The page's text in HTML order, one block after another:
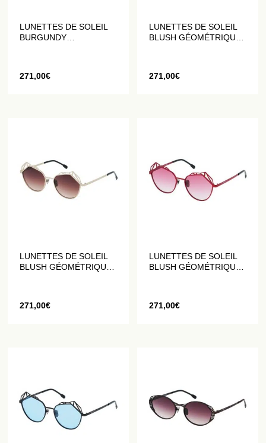
LUNETTES DE SOLEIL
BURGUNDY
271,00€
LUNETTES DE SOLEIL
BLUSH GÉOMÉTRIQUES
271,00€
LUNETTES DE SOLEIL
BLUSH GÉOMÉTRIQUES
271,00€
LUNETTES DE SOLEIL
BLUSH GÉOMÉTRIQUES
271,00€